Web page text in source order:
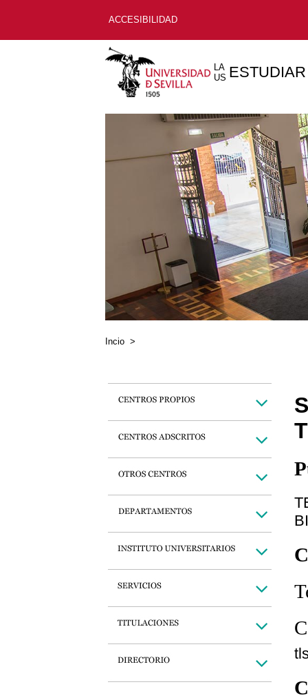
ACCESIBILIDAD
LA
US ESTUDIAR
Incio >